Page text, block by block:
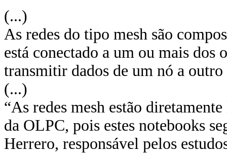
(...)
As redes do tipo mesh são
está conectado a um ou mais dos
transmitir dados de um nó a
(...)
“As redes mesh estão
da OLPC, pois estes notebooks
Herrero, responsável pelos